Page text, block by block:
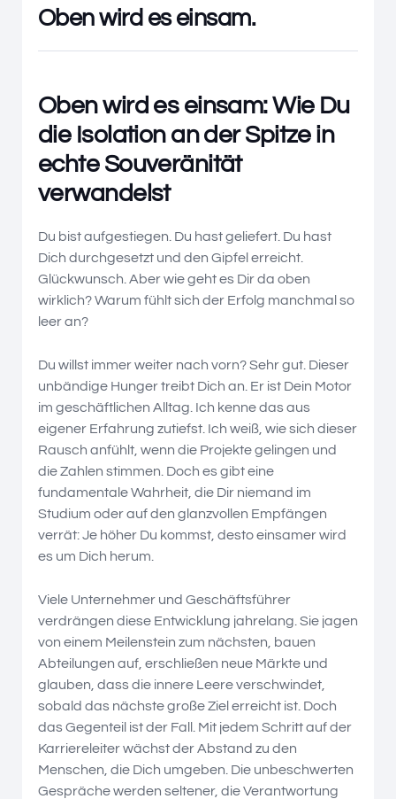
Oben wird es einsam.
Oben wird es einsam: Wie Du
die Isolation an der Spitze in
echte Souveränität
verwandelst
Du bist aufgestiegen. Du hast geliefert. Du hast
Dich durchgesetzt und den Gipfel erreicht.
Glückwunsch. Aber wie geht es Dir da oben
wirklich? Warum fühlt sich der Erfolg manchmal so
leer an?
Du willst immer weiter nach vorn? Sehr gut. Dieser
unbändige Hunger treibt Dich an. Er ist Dein Motor
im geschäftlichen Alltag. Ich kenne das aus
eigener Erfahrung zutiefst. Ich weiß, wie sich dieser
Rausch anfühlt, wenn die Projekte gelingen und
die Zahlen stimmen. Doch es gibt eine
fundamentale Wahrheit, die Dir niemand im
Studium oder auf den glanzvollen Empfängen
verrät: Je höher Du kommst, desto einsamer wird
es um Dich herum.
Viele Unternehmer und Geschäftsführer
verdrängen diese Entwicklung jahrelang. Sie jagen
von einem Meilenstein zum nächsten, bauen
Abteilungen auf, erschließen neue Märkte und
glauben, dass die innere Leere verschwindet,
sobald das nächste große Ziel erreicht ist. Doch
das Gegenteil ist der Fall. Mit jedem Schritt auf der
Karriereleiter wächst der Abstand zu den
Menschen, die Dich umgeben. Die unbeschwerten
Gespräche werden seltener, die Verantwortung